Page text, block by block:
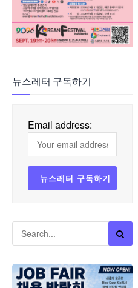
뉴스레터 구독하기
Email address: